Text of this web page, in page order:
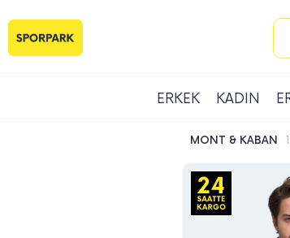
ERKEK KADIN
MONT & KABAN